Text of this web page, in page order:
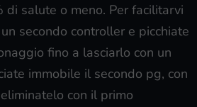
di salute o meno. Per facilitarvi
secondo controller e picchiate
fino a lasciarlo con un
immobile il secondo pg, con
con il primo